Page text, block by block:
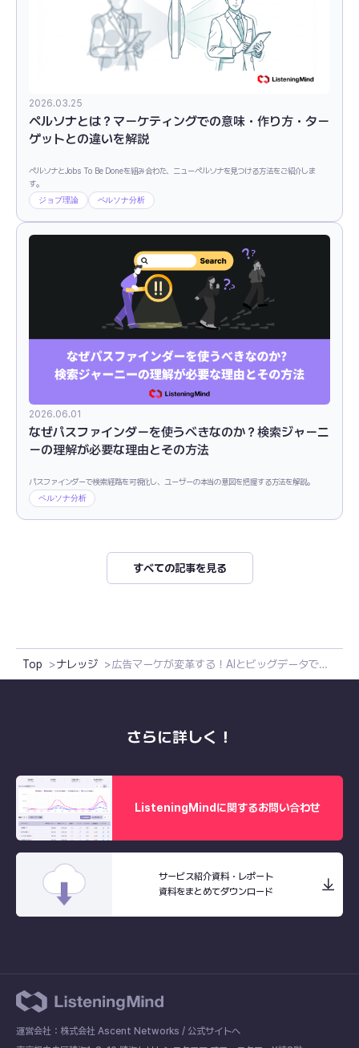
2026.03.25
ペルソナとは？マーケティングでの意味・作り方・ター
ゲットとの違いを解説
ペルソナとJobs To Be Doneを組み合わた、ニューペルソナを見つける方法をご紹介しま
す。
ジョブ理論 ペルソナ分析
2026.06.01
なぜパスファインダーを使うべきなのか？検索ジャーニ
ーの理解が必要な理由とその方法
パスファインダーで検索経路を可視化し、ユーザーの本当の意図を把握する方法を解説。
ペルソナ分析
すべての記事を見る
Top ナレッジ 広告マーケが変革する！AIとビッグデータで未発見の消費者インサイトの可視化と施策の最適化を実現
さらに詳しく！
ListeningMindに関するお問い合わせ
サービス紹介資料・レポート
資料をまとめてダウンロード
運営会社：株式会社 Ascent Networks / 公式サイトへ